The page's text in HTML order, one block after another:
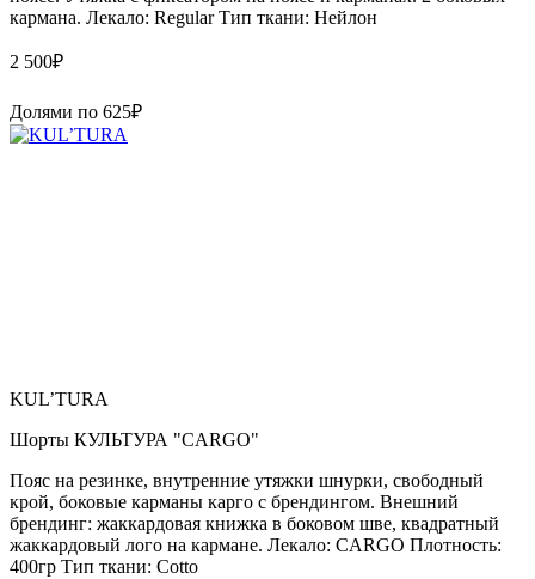
кармана. Лекало: Regular Тип ткани: Нейлон
2 500₽
Долями по 625₽
KUL’TURA
Шорты КУЛЬТУРА "CARGO"
Пояс на резинке, внутренние утяжки шнурки, свободный
крой, боковые карманы карго с брендингом. Внешний
брендинг: жаккардовая книжка в боковом шве, квадратный
жаккардовый лого на кармане. Лекало: CARGO Плотность:
400гр Тип ткани: Cotto